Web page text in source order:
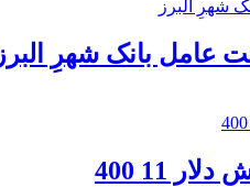
عامل بانک شهرِ البرز
11 400